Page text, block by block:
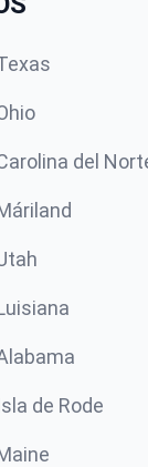
del
de Rode